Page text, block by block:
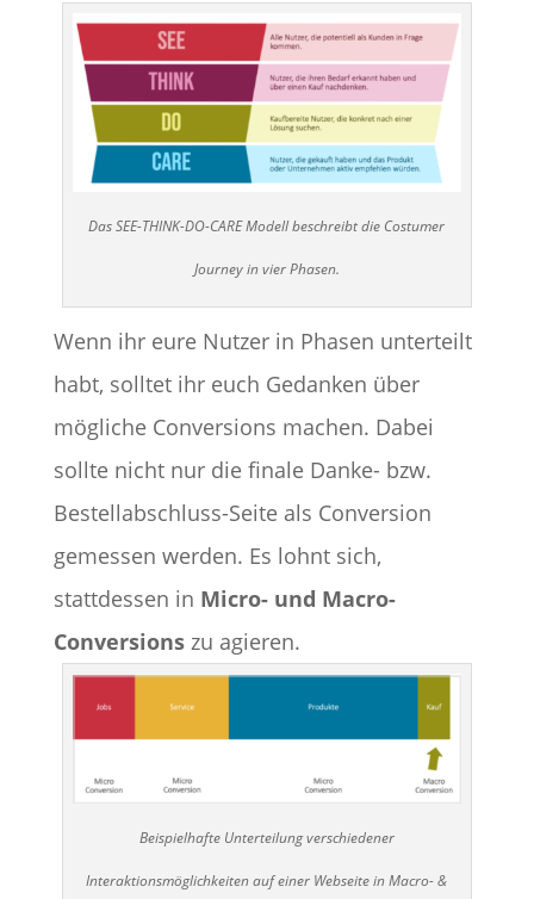
Das SEE-THINK-DO-CARE Modell beschreibt die Costumer
Journey in vier Phasen.
Wenn ihr eure Nutzer in Phasen unterteilt
habt, solltet ihr euch Gedanken über
mögliche Conversions machen. Dabei
sollte nicht nur die finale Danke- bzw.
Bestellabschluss-Seite als Conversion
gemessen werden. Es lohnt sich,
stattdessen in Micro- und Macro-
Conversionszu agieren.
Beispielhafte Unterteilung verschiedener
Interaktionsmöglichkeiten auf einer Webseite in Macro- &